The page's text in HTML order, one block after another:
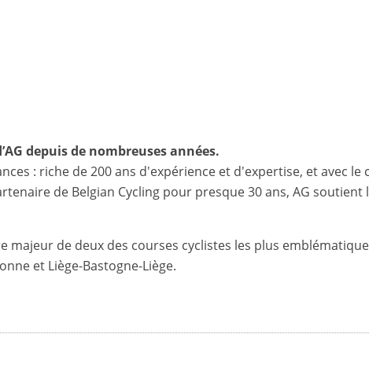
depuis de nombreuses années.
: riche de 200 ans d'expérience et d'expertise, et avec le
de Belgian Cycling pour presque 30 ans, AG
majeur de deux des courses cyclistes les plus
et Liège-Bastogne-Liège.